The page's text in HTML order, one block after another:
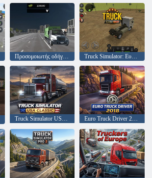
Προσομοιωτής οδήγησης σκουπιδιών Truck Simulator: Ευρώπη
Truck Simulator USA: Classic Euro Truck Driver 2018